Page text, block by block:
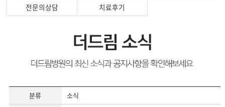
전문의상담
치료후기
분류
소식